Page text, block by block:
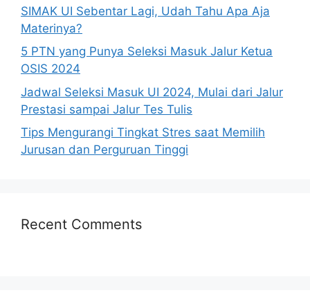
SIMAK UI Sebentar Lagi, Udah Tahu Apa Aja
Materinya?
5 PTN yang Punya Seleksi Masuk Jalur Ketua
OSIS 2024
Jadwal Seleksi Masuk UI 2024, Mulai dari Jalur
Prestasi sampai Jalur Tes Tulis
Tips Mengurangi Tingkat Stres saat Memilih
Jurusan dan Perguruan Tinggi
Recent Comments